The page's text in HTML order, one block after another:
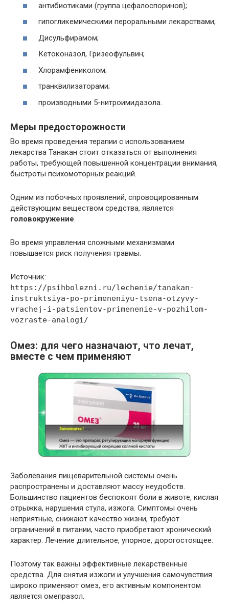
антибиотиками (группа цефалоспоринов);
гипогликемическими пероральными лекарствами;
Дисульфирамом;
Кетоконазол, Гризеофульвин;
Хлорамфениколом;
транквилизаторами;
производными 5-нитроимидазола.
Меры предосторожности
Во время проведения терапии с использованием
лекарства Танакан стоит отказаться от выполнения
работы, требующей повышенной концентрации внимания,
быстроты психомоторных реакций.
Одним из побочных проявлений, спровоцированным
действующим веществом средства, является
головокружение
Во время управления сложными механизмами
повышается риск получения травмы.
Источник:
https://psihbolezni.ru/lechenie/tanakan-
instruktsiya-po-primeneniyu-tsena-otzyvy-
vrachej-i-patsientov-primenenie-v-pozhilom-
vozraste-analogi/
Омез: для чего назначают, что лечат,
вместе с чем применяют
Заболевания пищеварительной системы очень
распространены и доставляют массу неудобств.
Большинство пациентов беспокоят боли в животе, кислая
отрыжка, нарушения стула, изжога. Симптомы очень
неприятные, снижают качество жизни, требуют
ограничений в питании, часто приобретают хронический
характер. Лечение длительное, упорное, дорогостоящее.
Поэтому так важны эффективные лекарственные
средства. Для снятия изжоги и улучшения самочувствия
широко применяют омез, его активным компонентом
является омепразол.